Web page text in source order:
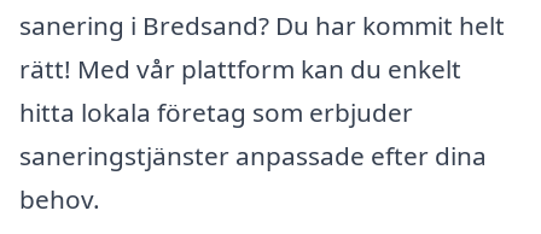
sanering i Bredsand? Du har kommit helt
rätt! Med vår plattform kan du enkelt
hitta lokala företag som erbjuder
saneringstjänster anpassade efter dina
behov.